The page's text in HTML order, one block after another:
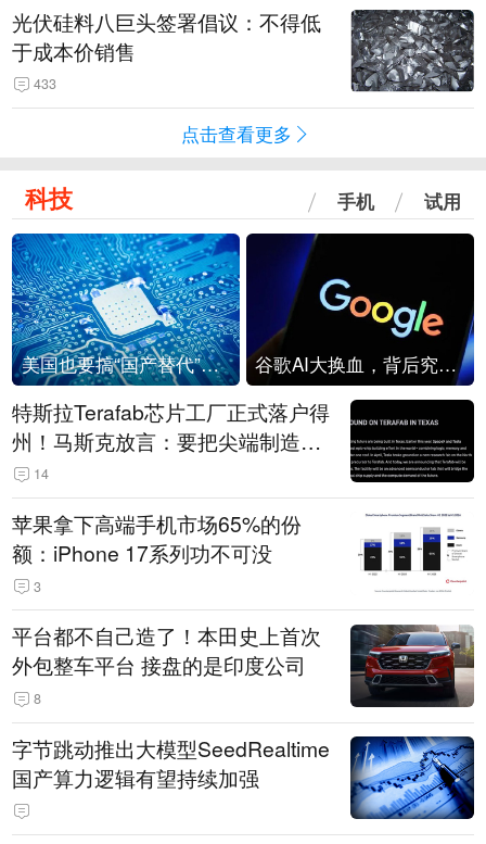
光伏硅料八巨头签署倡议：不得低
于成本价销售
433
点击查看更多
科技 手机 试用
美国也要搞“国产替代”？先算清三笔账 谷歌AI大换血，背后究竟发生了什么？
特斯拉Terafab芯片工厂正式落户得
州！马斯克放言：要把尖端制造带
回美国
14
苹果拿下高端手机市场65%的份
额：iPhone 17系列功不可没
3
平台都不自己造了！本田史上首次
外包整车平台 接盘的是印度公司
8
字节跳动推出大模型SeedRealtime
国产算力逻辑有望持续加强